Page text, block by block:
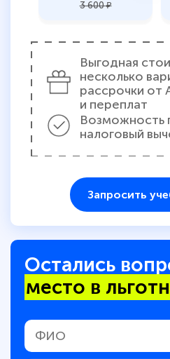
3 600 ₽
Выгодная
несколько
рассрочки от
и переплат
Возможность
налоговый
Запросить
Остались
место в